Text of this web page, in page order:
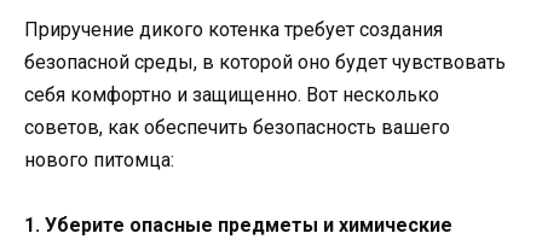
Приручение дикого котенка требует создания
безопасной среды, в которой оно будет чувствовать
себя комфортно и защищенно. Вот несколько
советов, как обеспечить безопасность вашего
нового питомца:
1. Уберите опасные предметы и химические